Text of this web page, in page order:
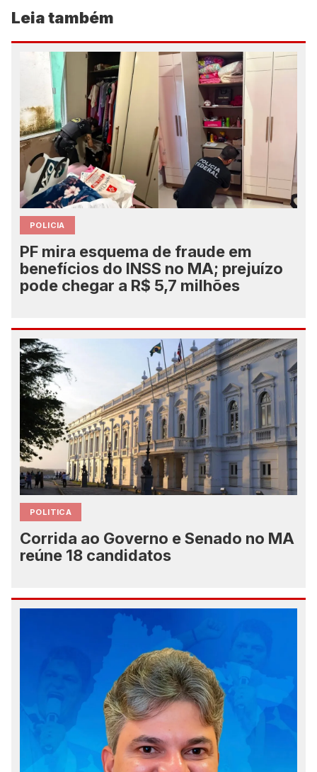
Leia também
POLICIA
PF mira esquema de fraude em
benefícios do INSS no MA; prejuízo
pode chegar a R$ 5,7 milhões
POLITICA
Corrida ao Governo e Senado no MA
reúne 18 candidatos